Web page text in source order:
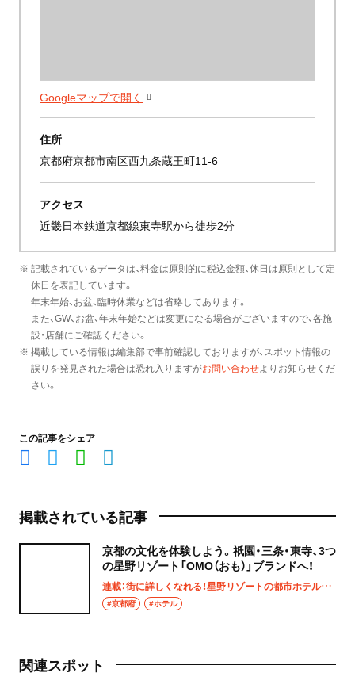
Googleマップで開く
住所
京都府京都市南区西九条蔵王町11-6
アクセス
近畿日本鉄道京都線東寺駅から徒歩2分
※ 記載されているデータは、料金は原則的に税込金額、休日は原則として定
休日を表記しています。
年末年始、お盆、臨時休業などは省略してあります。
また、GW、お盆、年末年始などは変更になる場合がございますので、各施
設・店舗にご確認ください。
※ 掲載している情報は編集部で事前確認しておりますが、スポット情報の
誤りを発見された場合は恐れ入りますがお問い合わせよりお知らせくだ
さい。
この記事をシェア
掲載されている記事
京都の文化を体験しよう。祇園・三条・東寺、3つ
の星野リゾート「OMO（おも）」ブランドへ！
連載：街に詳しくなれる！星野リゾートの都市ホテルOMO（おも）に泊まろう
#京都府 #ホテル
関連スポット